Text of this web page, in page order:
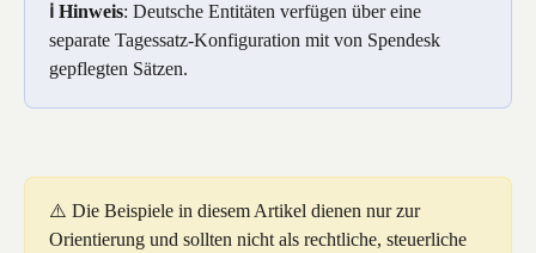
ℹ️ Hinweis: Deutsche Entitäten verfügen über eine
separate Tagessatz-Konfiguration mit von Spendesk
gepflegten Sätzen.
⚠️ Die Beispiele in diesem Artikel dienen nur zur
Orientierung und sollten nicht als rechtliche, steuerliche